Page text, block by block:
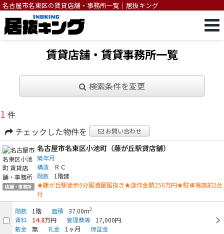
名古屋市名東区の賃貸店舗・事務所一覧｜居抜キング
賃貸店舗・賃貸事務所一覧
検索条件を変更
1 件
チェックした物件を
お問い合わせ
店舗・事務所
名古屋市名東区小池町（藤が丘駅貸店舗）
築年月
構造
ＲＣ
階数
1階建
★藤が丘駅徒歩5分居酒屋居抜き★造作金額250万円★駐車場店前2台
付
階数
1階 面積 37.00m2
賃料 14.8万円 管理費等
17,000円
敷金
無 礼金 1ヶ月 保証金